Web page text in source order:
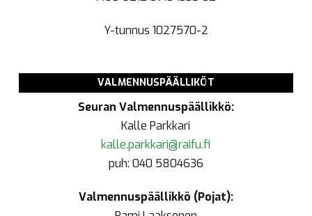
Y-tunnus 1027570-2
VALMENNUSPÄÄLLIKÖT
Seuran Valmennuspäällikkö:
Kalle Parkkari
kalle.parkkari@raifu.fi
puh: 040 5804636
Valmennuspäällikkö (Pojat):